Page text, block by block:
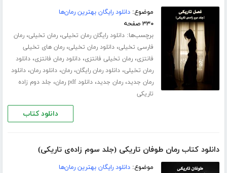
موضوع:دانلود رایگان بهترین رمان‌ها
۳۳۰ صفحه
برچسب‌ها:دانلود رایگان رمان تخیلی،رمان تخیلی،رمان
فارسی تخیلی،دانلود رمان تخیلی،رمان های تخیلی
فانتزی،رمان تخیلی فانتزی،دانلود رمان فانتزی،دانلود
رمان تخیلی،دانلود رمان رایگان،رمان،دانلود رمان،دانلود
رمان جدید،رمان جدید،دانلود pdf رمان ، جلد دوم زاده
تاریکی
دانلود کتاب
دانلود کتاب رمان طوفان تاریکی (جلد سوم زاده‌ی تاریکی)
موضوع:دانلود رایگان بهترین رمان‌ها